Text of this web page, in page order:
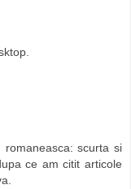
romaneasca: scurta si
ce am citit articole